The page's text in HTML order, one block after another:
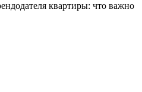
квартиры: что важно